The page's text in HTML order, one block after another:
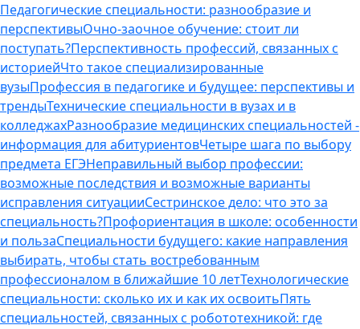
Педагогические специальности: разнообразие и
перспективыОчно-заочное обучение: стоит ли
поступать?Перспективность профессий, связанных с
историейЧто такое специализированные
вузыПрофессия в педагогике и будущее: перспективы и
трендыТехнические специальности в вузах и в
колледжахРазнообразие медицинских специальностей -
информация для абитуриентовЧетыре шага по выбору
предмета ЕГЭНеправильный выбор профессии:
возможные последствия и возможные варианты
исправления ситуацииСестринское дело: что это за
специальность?Профориентация в школе: особенности
и пользаСпециальности будущего: какие направления
выбирать, чтобы стать востребованным
профессионалом в ближайшие 10 летТехнологические
специальности: сколько их и как их освоитьПять
специальностей, связанных с робототехникой: где